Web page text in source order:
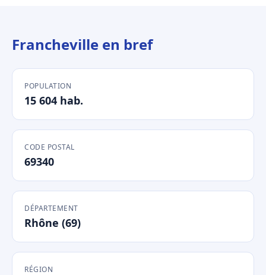
Francheville en bref
POPULATION
15 604 hab.
CODE POSTAL
69340
DÉPARTEMENT
Rhône (69)
RÉGION